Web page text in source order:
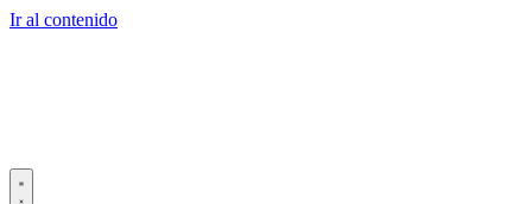
Ir al contenido